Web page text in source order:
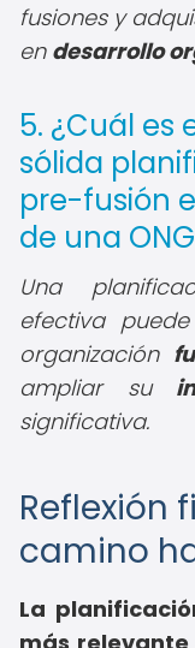
fusiones y
en desarrollo
5. ¿Cuál es
sólida
pre-fusión
de una
Una
efectiva
organización
ampliar su
significativa.
Reflexión
camino
La